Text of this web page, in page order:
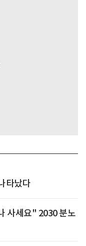
타났다
사세요" 2030 분노